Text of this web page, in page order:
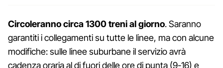
Circoleranno circa 1300 treni al giorno. Saranno
garantiti i collegamenti su tutte le linee, ma con alcune
modifiche: sulle linee suburbane il servizio avrà
cadenza oraria al di fuori delle ore di punta (9-16) e